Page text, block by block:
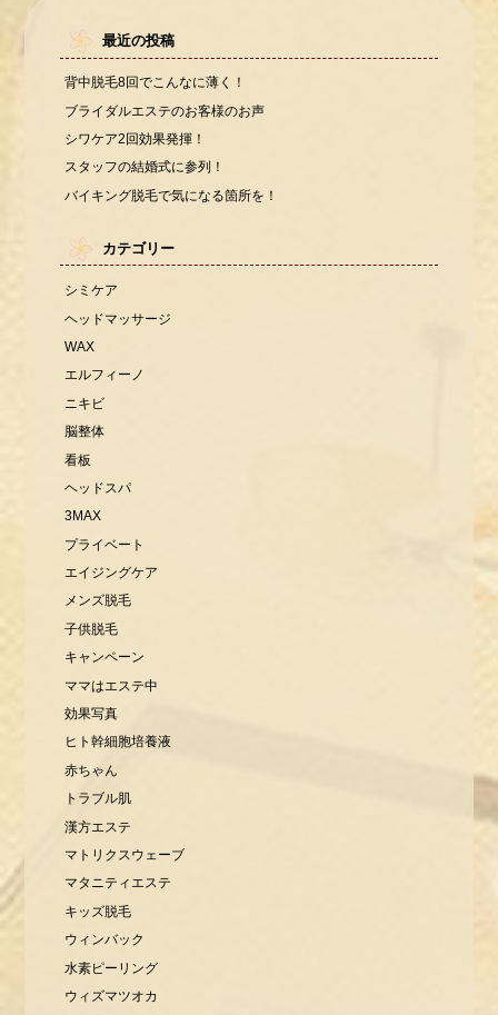
最近の投稿
背中脱毛8回でこんなに薄く！
ブライダルエステのお客様のお声
シワケア2回効果発揮！
スタッフの結婚式に参列！
バイキング脱毛で気になる箇所を！
カテゴリー
シミケア
ヘッドマッサージ
WAX
エルフィーノ
ニキビ
脳整体
看板
ヘッドスパ
3MAX
プライベート
エイジングケア
メンズ脱毛
子供脱毛
キャンペーン
ママはエステ中
効果写真
ヒト幹細胞培養液
赤ちゃん
トラブル肌
漢方エステ
マトリクスウェーブ
マタニティエステ
キッズ脱毛
ウィンバック
水素ピーリング
ウィズマツオカ